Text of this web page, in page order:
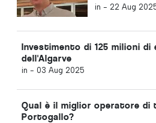
in - 22 Aug
Investimento di 125 milioni di
dell'Algarve
in - 03 Aug 2025
Qual è il miglior operatore di
Portogallo?